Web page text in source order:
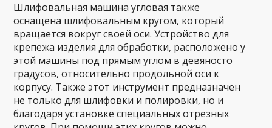
Шлифовальная машина угловая также
оснащена шлифовальным кругом, который
вращается вокруг своей оси. Устройство для
крепежа изделия для обработки, расположено у
этой машины под прямым углом в девяносто
градусов, относительно продольной оси к
корпусу. Также этот инструмент предназначен
не только для шлифовки и полировки, но и
благодаря установке специальных отрезных